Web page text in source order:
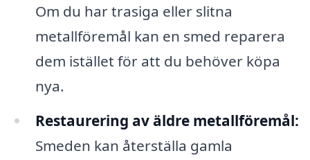
Om du har trasiga eller slitna
metallföremål kan en smed reparera
dem istället för att du behöver köpa
nya.
Restaurering av äldre metallföremål:
Smeden kan återställa gamla